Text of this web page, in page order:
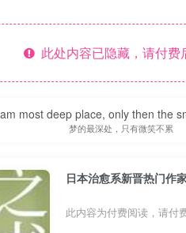
此处内容已隐藏，请付费
most deep place, only then the
梦的最深处，只有微笑不累
日本治愈系新晋热门作
此内容为付费阅读，请付